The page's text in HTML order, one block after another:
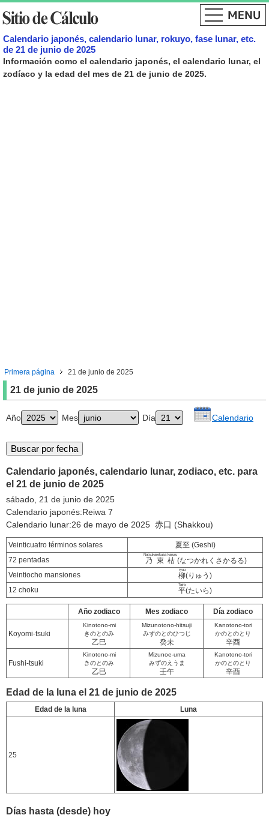
Calendario japonés, calendario lunar, rokuyo, fase lunar, etc.
de 21 de junio de 2025
Información como el calendario japonés, el calendario lunar, el
zodíaco y la edad del mes de 21 de junio de 2025.
Primera página 21 de junio de 2025
21 de junio de 2025
Año Mes Día Calendario
Calendario japonés, calendario lunar, zodiaco, etc. para
el 21 de junio de 2025
sábado, 21 de junio de 2025
Calendario japonés:Reiwa 7
Calendario lunar:26 de mayo de 2025 赤口 (Shakkou)
Veinticuatro términos solares
夏至 (Geshi)
72 pentadas
乃東枯
Natsukarekusa karuru
(なつかれくさかるる)
Veintiocho mansiones
柳
ryuu
(りゅう)
12 choku
平
Taira
(たいら)
Año zodiaco Mes zodiaco Día zodiaco
Koyomi-tsuki
Kinotono-mi
きのとのみ
乙巳
Mizunotono-hitsuji
みずのとのひつじ
癸未
Kanotono-tori
かのとのとり
辛酉
Fushi-tsuki
Kinotono-mi
きのとのみ
乙巳
Mizunoe-uma
みずのえうま
壬午
Kanotono-tori
かのとのとり
辛酉
Edad de la luna el 21 de junio de 2025
Edad de la luna Luna
25
Días hasta (desde) hoy